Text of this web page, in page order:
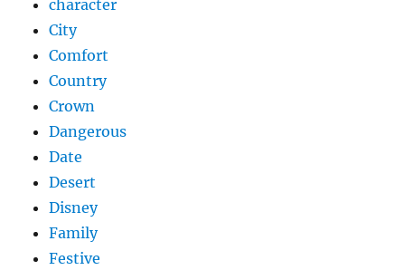
character
City
Comfort
Country
Crown
Dangerous
Date
Desert
Disney
Family
Festive